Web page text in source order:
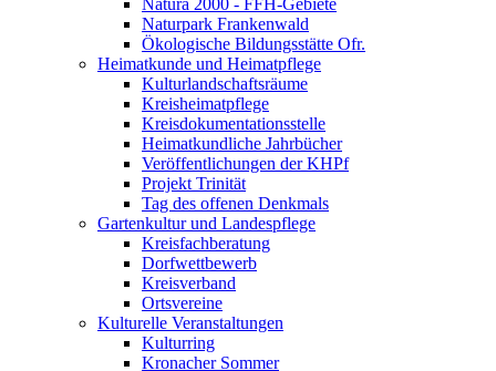
Natura 2000 - FFH-Gebiete
Naturpark Frankenwald
Ökologische Bildungsstätte Ofr.
Heimatkunde und Heimatpflege
Kulturlandschaftsräume
Kreisheimatpflege
Kreisdokumentationsstelle
Heimatkundliche Jahrbücher
Veröffentlichungen der KHPf
Projekt Trinität
Tag des offenen Denkmals
Gartenkultur und Landespflege
Kreisfachberatung
Dorfwettbewerb
Kreisverband
Ortsvereine
Kulturelle Veranstaltungen
Kulturring
Kronacher Sommer